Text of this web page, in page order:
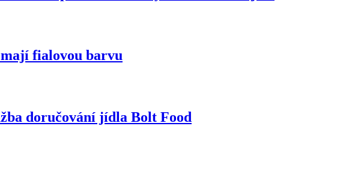
fialovou barvu
doručování jídla Bolt Food